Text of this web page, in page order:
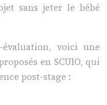
sans jeter le bébé
voici une
en SCUIO, qui
post-stage :